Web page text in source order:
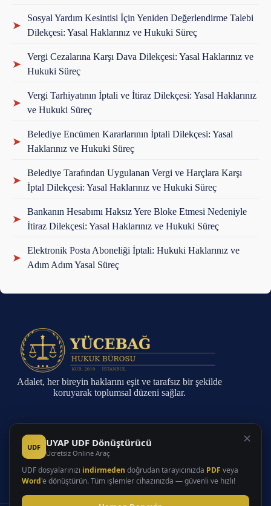
➤
Sosyal Yardım Kesintisi İçin Yeniden Değerlendirme Talebi
Dilekçesi: Yasal Haklarınız ve Hukuki Süreç
➤
Vergi Cezalarına Karşı Dava Dilekçesi: Yasal Haklarınız ve
Hukuki Süreç
➤
Vergi Tarhiyatının İptali ve İtiraz Dilekçesi: Yasal Haklarınız
ve Hukuki Süreç
➤
Belediye Encümen Kararlarının İptali Dilekçesi: Yasal
Haklarınız ve Hukuki Süreç
➤
Belediye Tarafından Uygulanan Vergi ve Harçlara Karşı
İptal Dilekçesi: Yasal Haklarınız ve Hukuki Süreç
➤
Bankanın Hesabımı Haksız Yere Bloke Etmesi Nedeniyle
İtiraz Dilekçesi: Yasal Haklarınız ve Hukuki Süreç
➤
Elektronik Posta Aboneliği İptali: Hukuki Haklarınız ve
Adım Adım Yasal Süreç
Adalet, her bireyin haklarını eşit ve tarafsız bir şekilde
koruyarak toplumsal düzeni sağlar.
Faaliyet Alanları
Hakkında
İletişim
Makaleler
✕
UDF UYAP UDF Dönüştürücü
Ücretsiz Online Araç
UDF dosyalarınızı indirmeden doğrudan tarayıcınızda PDF veya
Word'e dönüştürün. Tüm işlemler cihazınızda — güvenli ve hızlı!